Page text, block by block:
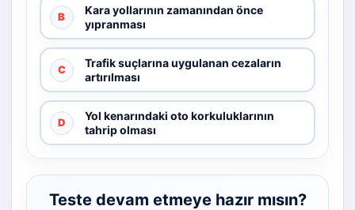
B
Kara yollarının zamanından önce
yıpranması
C
Trafik suçlarına uygulanan cezaların
artırılması
D
Yol kenarındaki oto korkuluklarının
tahrip olması
Teste devam etmeye hazır mısın?